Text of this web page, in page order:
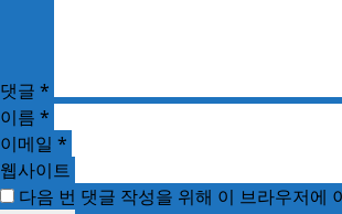
댓글 *
이름 *
이메일 *
웹사이트
다음 번 댓글 작성을 위해 이 브라우저에